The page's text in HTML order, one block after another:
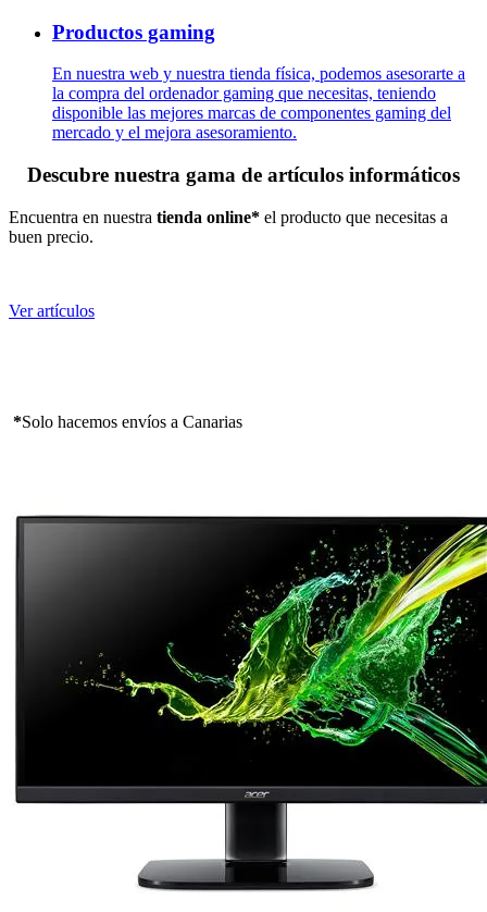
Productos gaming
En nuestra web y nuestra tienda física, podemos asesorarte a
la compra del ordenador gaming que necesitas, teniendo
disponible las mejores marcas de componentes gaming del
mercado y el mejora asesoramiento.
Descubre nuestra gama de artículos informáticos
Encuentra en nuestra tienda online* el producto que necesitas a
buen precio.
Ver artículos
*Solo hacemos envíos a Canarias